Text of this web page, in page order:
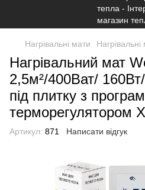
Нагрівальні мати
Нагрівальний мат
2,5м²/400Ват/
під плитку з
терморегулятором
Артикул: 871 Написати відгук